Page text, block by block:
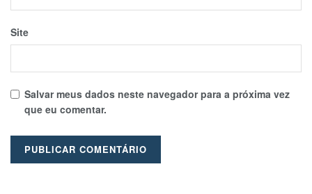
Site
Salvar meus dados neste navegador para a próxima vez
que eu comentar.